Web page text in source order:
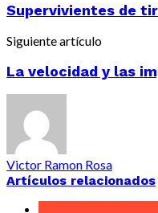
Supervivientes de
Siguiente artículo
La velocidad y las
Victor Ramon Rosa
Artículos relacionados